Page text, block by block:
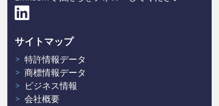
サイトマップ
特許情報データ
商標情報データ
ビジネス情報
会社概要